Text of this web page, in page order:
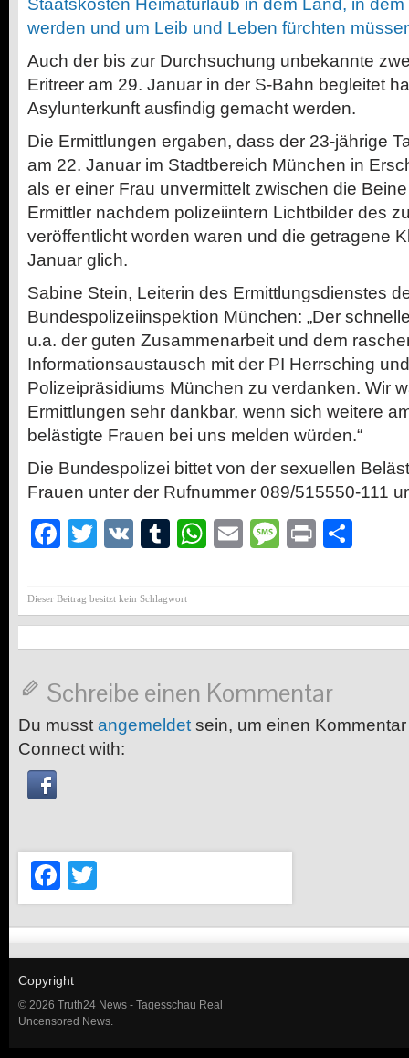
Staatskosten Heimaturlaub in dem Land, in
werden und um Leib und Leben fürchten
Auch der bis zur Durchsuchung unbekannte
Eritreer am 29. Januar in der S-Bahn begleitet
Asylunterkunft ausfindig gemacht werden.
Die Ermittlungen ergaben, dass der 23-jährige
am 22. Januar im Stadtbereich München in
als er einer Frau unvermittelt zwischen die
Ermittler nachdem polizeiintern Lichtbilder des
veröffentlicht worden waren und die getragene
Januar glich.
Sabine Stein, Leiterin des Ermittlungsdienstes
Bundespolizeiinspektion München: „Der
u.a. der guten Zusammenarbeit und dem
Informationsaustausch mit der PI Herrsching
Polizeipräsidiums München zu verdanken. Wir
Ermittlungen sehr dankbar, wenn sich weitere
belästigte Frauen bei uns melden würden.“
Die Bundespolizei bittet von der sexuellen
Frauen unter der Rufnummer 089/515550-111
Facebook
Twitter
VK Tumblr
WhatsApp
EmailMessage
Print
Dieser Beitrag besitzt kein Schlagwort
Schreibe einen Kommentar
Du musst angemeldet sein, um einen
Connect with:
Facebook
Copyright
© 2026 Truth24 News - Tagesschau Real
Uncensored News.